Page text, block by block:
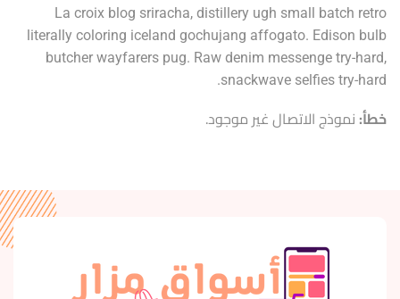
La croix blog sriracha, distillery ugh small batch retro
literally coloring iceland gochujang affogato. Edison bulb
butcher wayfarers pug. Raw denim messenge try-hard,
snackwave selfies try-hard.
خطأ: نموذج الاتصال غير موجود.